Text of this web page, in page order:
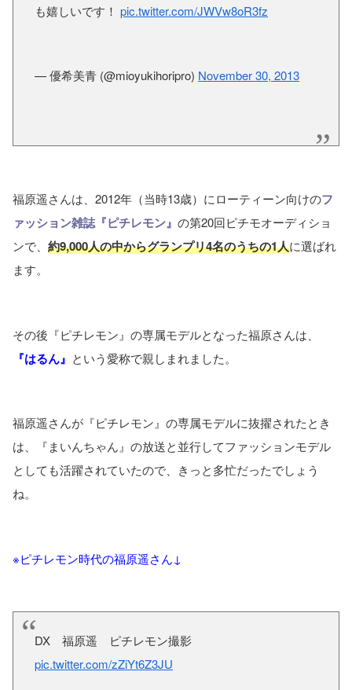
も嬉しいです！ pic.twitter.com/JWVw8oR3fz
— 優希美青 (@mioyukihoripro) November 30, 2013
福原遥さんは、2012年（当時13歳）にローティーン向けのフ
ァッション雑誌『ピチレモン』 の第20回ピチモオーディショ
ンで、 約9,000人の中からグランプリ4名のうちの1人に選ばれ
ます。
その後『ピチレモン』の専属モデルとなった福原さんは、
『はるん』 という愛称で親しまれました。
福原遥さんが『ピチレモン』の専属モデルに抜擢されたとき
は、『まいんちゃん』の放送と並行してファッションモデル
としても活躍されていたので、きっと多忙だったでしょう
ね。
※ピチレモン時代の福原遥さん↓
DX 福原遥 ピチレモン撮影
pic.twitter.com/zZiYt6Z3JU